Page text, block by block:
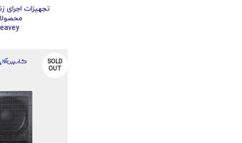
تجهیزات اجرای
SOLD
OUT